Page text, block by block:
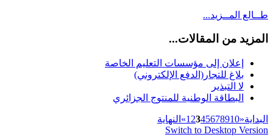
طــالع المــزيد...
المزيد من المقالات...
إعلان إلى مؤسسات التعليم الخاصة
بلاغ للتجار(الدفع الإلكتروني)
لا التبذير
البطاقة الوطنية للمنتوج الجزائري
البداية«
1 2345678910
» النهاية
Switch to Desktop Version